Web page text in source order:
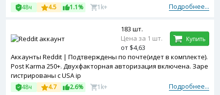
Подробнее...
48ч 4.5 1.1% 1k+
Аккаунты Reddit | Подтверждены по почте(идет в комплекте).
Post Karma 250+. Двухфакторная авторизация включена. Заре
гистрированы с USA ip
Подробнее...
48ч 4.7 2.6% 1k+
183 шт.
Цена за 1 шт.
от $4,63
Купить